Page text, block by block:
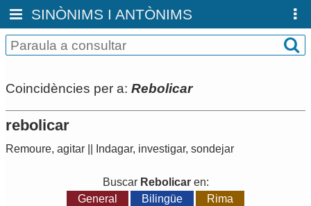
SINÒNIMS I ANTÒNIMS
Coincidències per a: Rebolicar
rebolicar
Remoure, agitar Indagar, investigar, sondejar
Buscar Rebolicaren:
General
Bilingüe Rima